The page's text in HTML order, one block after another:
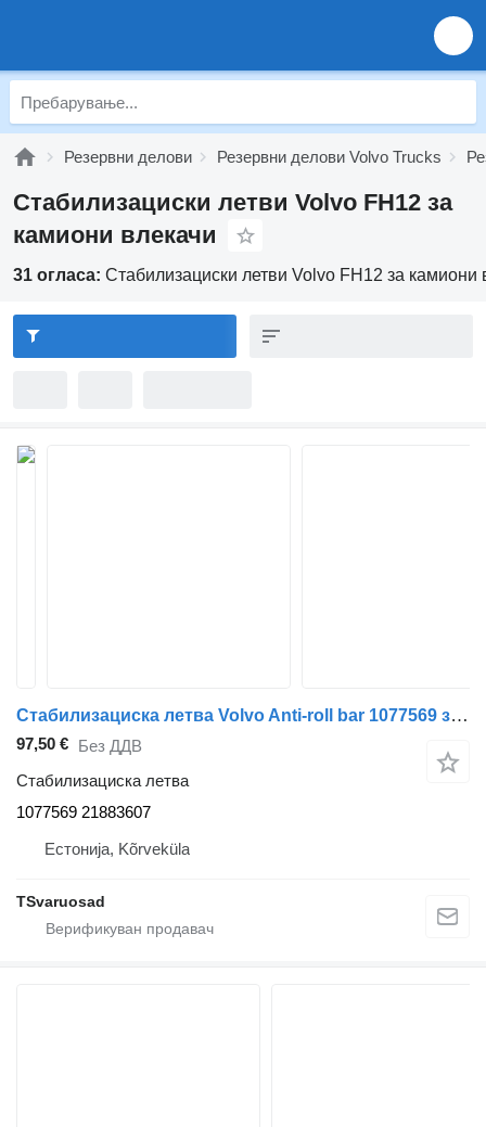
Резервни делови Резервни делови Volvo Trucks
Стабилизациски летви Volvo FH12 за
камиони влекачи
31 огласа: Стабилизациски летви Volvo FH12 за камиони
Стабилизациска летва Volvo Anti-roll bar 1077569 за камион влекач Volvo FH12
97,50 € Без ДДВ
Стабилизациска летва
1077569 21883607
Естонија, Kõrveküla
TSvaruosad